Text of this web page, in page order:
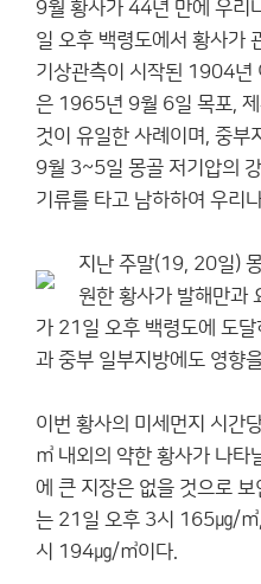
9월 황사가 44년 만에 우리
일 오후 백령도에서 황사가
기상관측이 시작된 1904년
은 1965년 9월 6일 목포,
것이 유일한 사례이며, 중부
9월 3~5일 몽골 저기압의
기류를 타고 남하하여 우리
지난 주말(19, 20일)
원한 황사가 발해만과
가 21일 오후 백령도에 도
과 중부 일부지방에도 영향
이번 황사의 미세먼지 시
㎥ 내외의 약한 황사가 나타
에 큰 지장은 없을 것으로
는 21일 오후 3시 165㎍/
시 194㎍/㎥이다.